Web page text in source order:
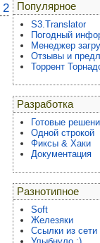
2 Популярное
S3.Translator
Погодный
Менеджер
Отзывы и
Торрент
Разработка
Готовые
Одной строкой
Фиксы & Хаки
Документация
Разнотипное
Soft
Железяки
Ссылки из сети